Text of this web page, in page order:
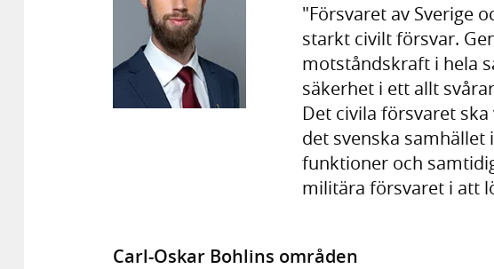
"Försvaret av Sverige
starkt civilt försvar.
motståndskraft i hela
säkerhet i ett allt
Det civila försvaret
det svenska samhället
funktioner och
militära försvaret i att
Carl-Oskar Bohlins områden